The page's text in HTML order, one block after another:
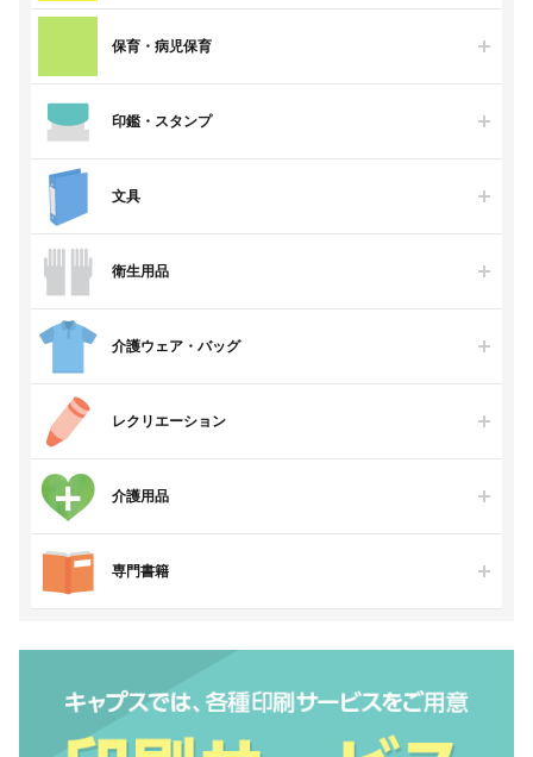
保育・病児保育
印鑑・スタンプ
文具
衛生用品
介護ウェア・バッグ
レクリエーション
介護用品
専門書籍